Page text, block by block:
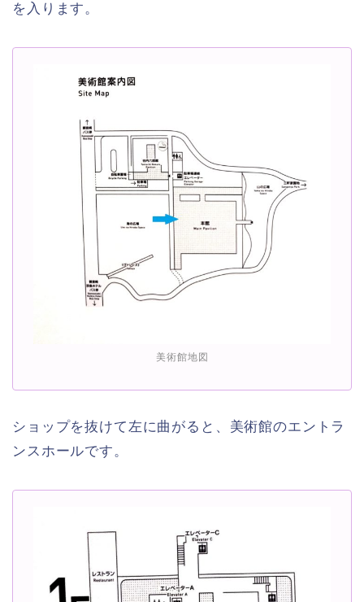
を入ります。
美術館地図
ショップを抜けて左に曲がると、美術館のエントラ
ンスホールです。